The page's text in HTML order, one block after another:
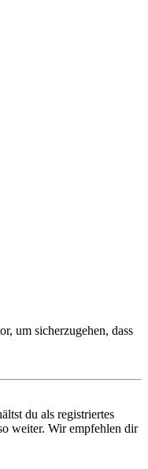
um sicherzugehen, dass
du als registriertes
weiter. Wir empfehlen dir